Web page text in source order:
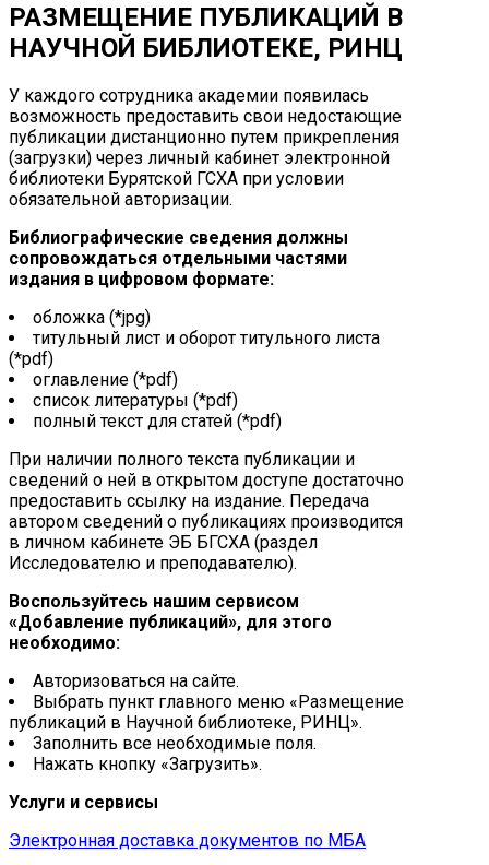
РАЗМЕЩЕНИЕ ПУБЛИКАЦИЙ В
НАУЧНОЙ БИБЛИОТЕКЕ, РИНЦ
У каждого сотрудника академии появилась
возможность предоставить свои недостающие
публикации дистанционно путем прикрепления
(загрузки) через личный кабинет электронной
библиотеки Бурятской ГСХА при условии
обязательной авторизации.
Библиографические сведения должны
сопровождаться отдельными частями
издания в цифровом формате:
обложка (*jpg)
титульный лист и оборот титульного листа
(*pdf)
оглавление (*pdf)
список литературы (*pdf)
полный текст для статей (*pdf)
При наличии полного текста публикации и
сведений о ней в открытом доступе достаточно
предоставить ссылку на издание. Передача
автором сведений о публикациях производится
в личном кабинете ЭБ БГСХА (раздел
Исследователю и преподавателю).
Воспользуйтесь нашим сервисом
«Добавление публикаций», для этого
необходимо:
Авторизоваться на сайте.
Выбрать пункт главного меню «Размещение
публикаций в Научной библиотеке, РИНЦ».
Заполнить все необходимые поля.
Нажать кнопку «Загрузить».
Услуги и сервисы
Электронная доставка документов по МБА